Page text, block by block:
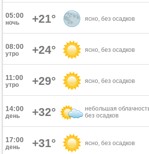
05:00
ночь +21° ясно, без осадков
08:00
утро +24° ясно, без осадков
11:00
утро +29° ясно, без осадков
14:00
день +32°
небольшая
без осадков
17:00
день +31° ясно, без осадков